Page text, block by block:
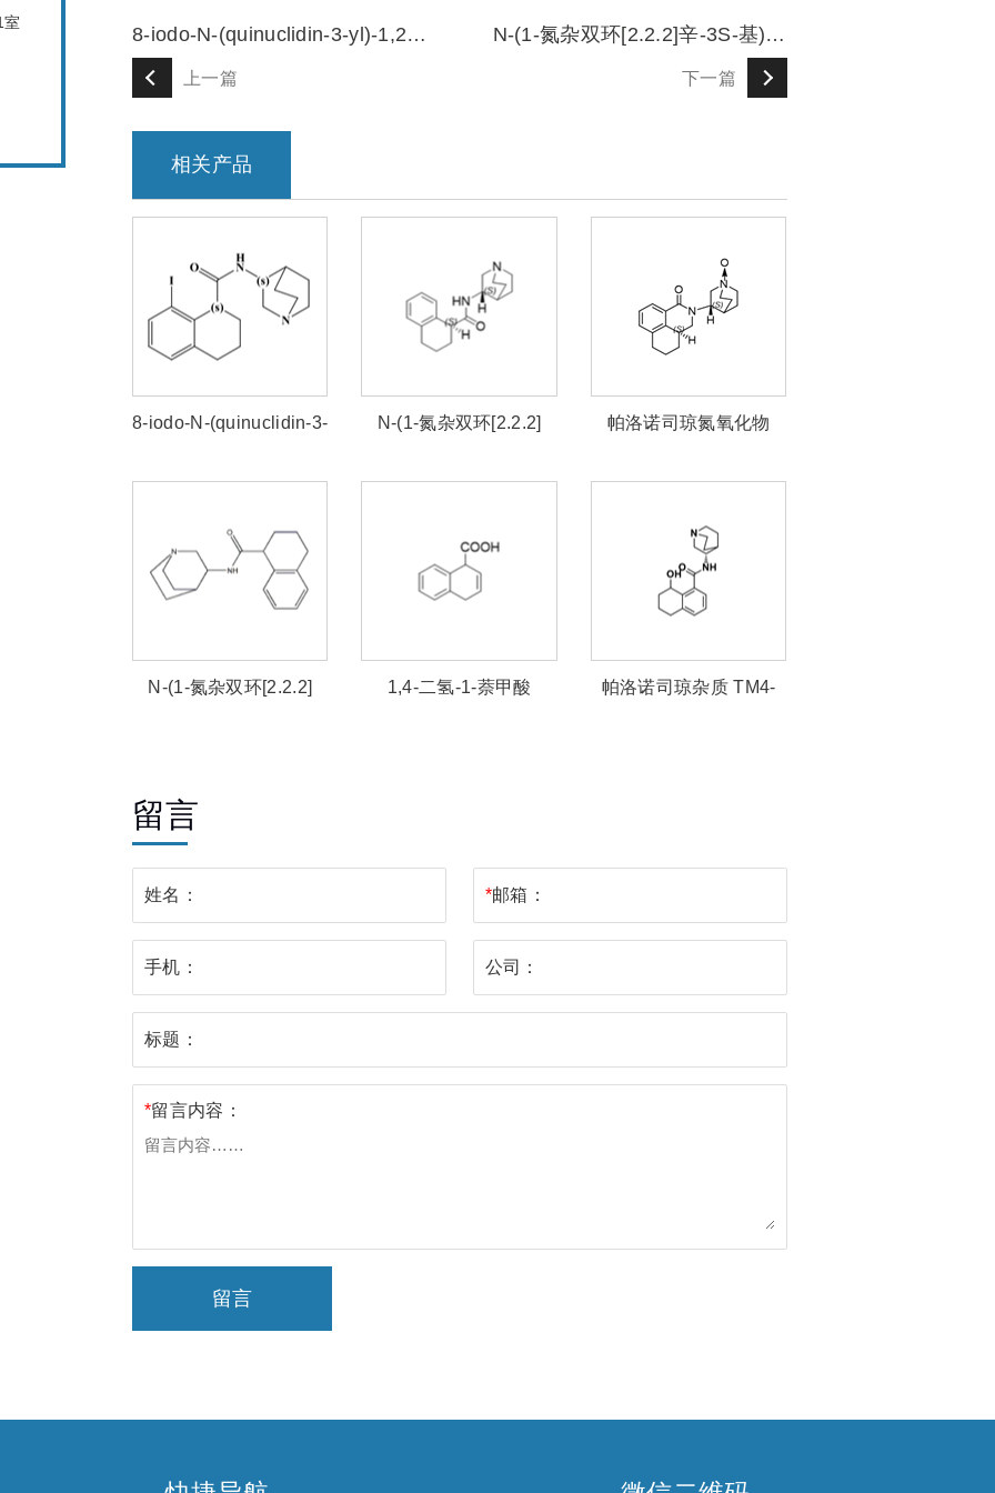
室
8-iodo-N-(quinuclidin-3-yl)-1,2,3,4- tetrahydronaphthalene-1-carboxamide
上一篇
N-(1-氮杂双环[2.2.2]辛-3S-基)-1,2,3,4四氢萘-1S-甲酰胺
下一篇
相关产品
8-iodo-N-(quinuclidin-3-
tetrahydronaphthalene-
N-(1-氮杂双环[2.2.2]
萘-1S-甲酰胺
帕洛诺司琼氮氧化物
N-(1-氮杂双环[2.2.2]
1,4-二氢-1-萘甲酸
帕洛诺司琼杂质 TM4-
留言
姓名： *邮箱：
手机： 公司：
标题：
*留言内容：
留言